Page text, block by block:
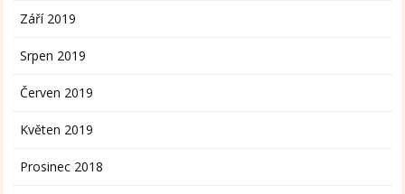
Září 2019
Srpen 2019
Červen 2019
Květen 2019
Prosinec 2018